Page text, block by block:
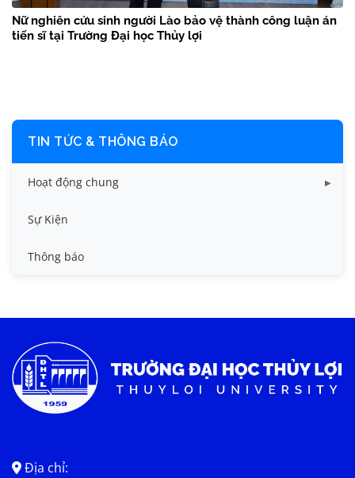
Nữ nghiên cứu sinh người Lào bảo vệ thành công luận án
tiến sĩ tại Trường Đại học Thủy lợi
TIN TỨC & THÔNG BÁO
Hoạt động chung
Tin công tác sinh viên
Tin đào tạo
Tin tức chung
Sự Kiện
Thông báo
Địa chỉ: